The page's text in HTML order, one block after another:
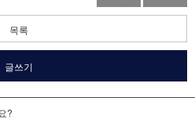
목록
글쓰기
?